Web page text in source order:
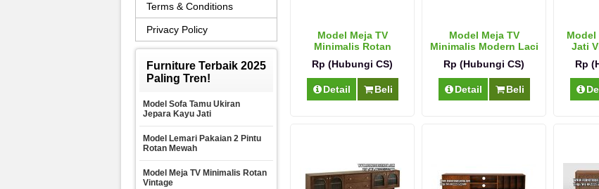
Model Meja TV
Minimalis Rotan
Rp (Hubungi CS)
Detail Beli
Model Meja TV
Minimalis Modern Laci
Rp (Hubungi CS)
Detail Beli
Model
Jati
Rp
Terms & Conditions
Privacy Policy
Furniture Terbaik 2025
Paling Tren!
Model Sofa Tamu Ukiran
Jepara Kayu Jati
Model Lemari Pakaian 2 Pintu
Rotan Mewah
Model Meja TV Minimalis Rotan
Vintage